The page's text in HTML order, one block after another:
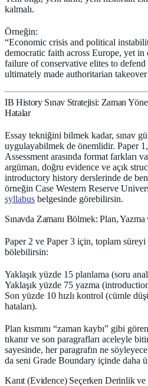
kalmalı.
Örneğin:
“Economic crisis and political
democratic faith across Europe, yet in
failure of conservative elites to
ultimately made authoritarian
IB History Sınav Stratejisi: Zaman
Hatalar
Essay tekniğini bilmek kadar, sınav
uygulayabilmek de önemlidir. Paper
Assessment arasında format farkları
argüman, doğru evidence ve açık
introductory history derslerinde de
örneğin Case Western Reserve
syllabus belgesinde görebilirsin.
Sınavda Zamanı Bölmek: Plan,
Paper 2 ve Paper 3 için, toplam süreyi
bölebilirsin:
Yaklaşık yüzde 15 planlama (soru
Yaklaşık yüzde 75 yazma
Son yüzde 10 hızlı kontrol (cümle
hataları).
Plan kısmını “zaman kaybı” gibi
tıkanır ve son paragrafları aceleyle
sayesinde, her paragrafın ne
da seni Grade Boundary içinde daha
Kanıt (Evidence) Seçerken Derinlik